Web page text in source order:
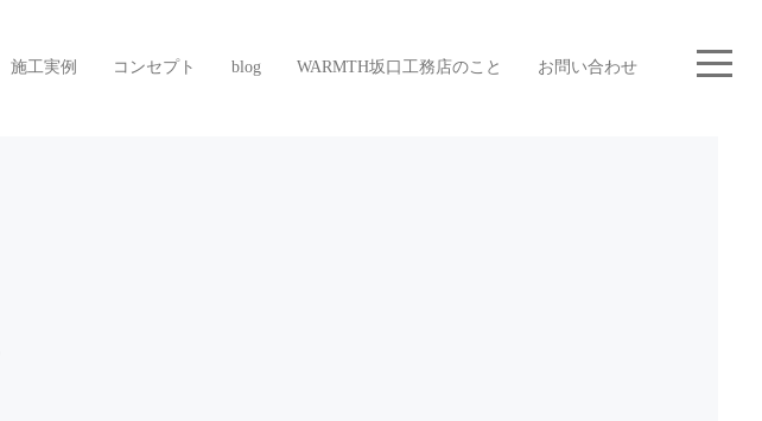
施工実例 コンセプト blog WARMTH坂口工務店のこと お問い合わせ